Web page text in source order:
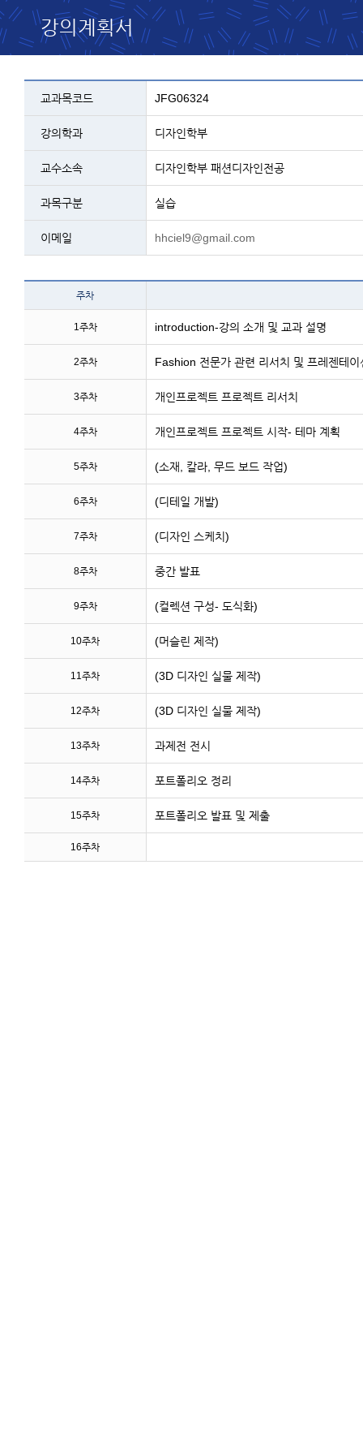
강의계획서
교과목코드 JFG06324
강의학과 디자인학부
교수소속 디자인학부 패션디자인전공
과목구분 실습
이메일 hhciel9@gmail.com
주차
1주차 introduction-강의 소개 및 교과 설명
2주차 Fashion 전문가 관련 리서치 및 프레젠테이
3주차 개인프로젝트 프로젝트 리서치
4주차 개인프로젝트 프로젝트 시작- 테마 계획
5주차 (소재, 칼라, 무드 보드 작업)
6주차 (디테일 개발)
7주차 (디자인 스케치)
8주차 중간 발표
9주차 (컬렉션 구성- 도식화)
10주차 (머슬린 제작)
11주차 (3D 디자인 실물 제작)
12주차 (3D 디자인 실물 제작)
13주차 과제전 전시
14주차 포트폴리오 정리
15주차 포트폴리오 발표 및 제출
16주차